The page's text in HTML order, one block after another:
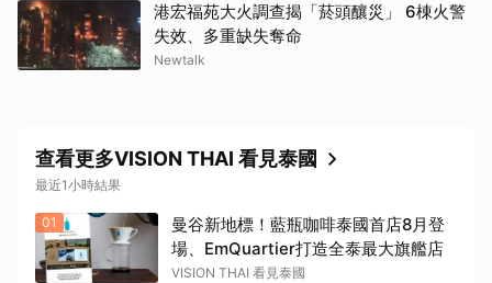
港宏福苑大火調查揭「菸頭釀災」 6棟火警
失效、多重缺失奪命
Newtalk
查看更多VISION THAI 看見泰國
最近1小時結果
01
曼谷新地標！藍瓶咖啡泰國首店8月登
場、EmQuartier打造全泰最大旗艦店
VISION THAI 看見泰國